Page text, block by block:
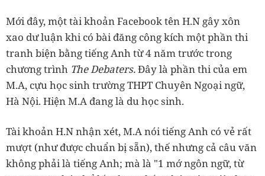
Mới đây, một tài khoản Facebook tên H.N gây xôn
xao dư luận khi có bài đăng công kích một phần thi
tranh biện bằng tiếng Anh từ 4 năm trước trong
chương trình The Debaters.Đây là phần thi của em
M.A, cựu học sinh trường THPT Chuyên Ngoại ngữ,
Hà Nội. Hiện M.A đang là du học sinh.
Tài khoản H.N nhận xét, M.A nói tiếng Anh có vẻ rất
mượt (như được chuẩn bị sẵn), thế nhưng cả câu văn
không phải là tiếng Anh; mà là "1 mớ ngôn ngữ, từ